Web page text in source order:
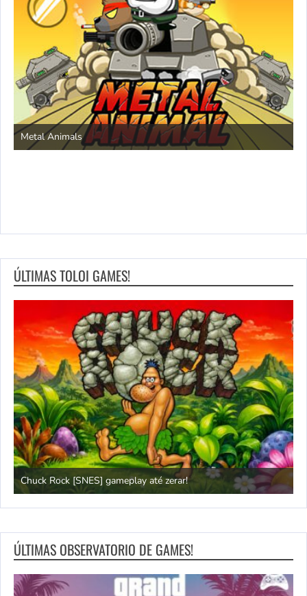
Metal Animals
ÚLTIMAS TOLOI GAMES!
Chuck Rock [SNES] gameplay até zerar!
ÚLTIMAS OBSERVATORIO DE GAMES!